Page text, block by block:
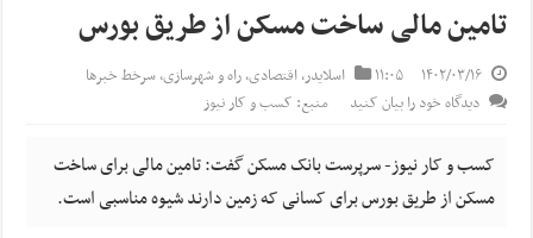
تامین مالی ساخت مسکن از طریق بورس
۱۴۰۲/۰۳/۱۶ ۱۱:۰۵ اسلایدر,اقتصادی,راه و شهرسازی,سرخط خبرها
دیدگاه خود را بیان کنید
منبع: کسب و کار نیوز
کسب و کار نیوز- سرپرست بانک مسکن گفت: تامین مالی برای ساخت
مسکن از طریق بورس برای کسانی که زمین دارند شیوه مناسبی است.